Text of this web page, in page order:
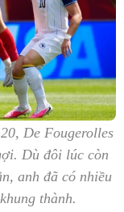
De Fougerolles
Dù đôi lúc còn
anh đã có nhiều
thành.